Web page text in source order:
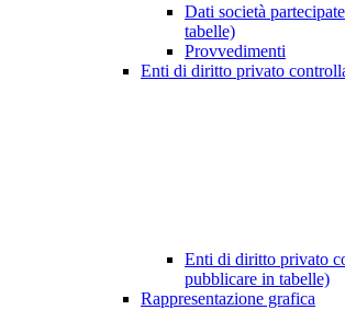
Dati società
tabelle)
Provvedimenti
Enti di diritto privato
Enti di diritto privato
pubblicare in tabelle)
Rappresentazione grafica